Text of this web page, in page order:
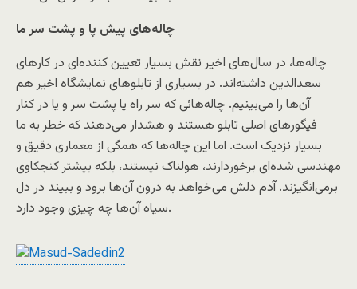
چاله‌های پيش پا و پشت سر ما
چاله‌ها، در سال‌های اخير نقش بسيار تعيين کننده‌ای در کارهای
سعدالدين داشته‌اند. در بسياری از تابلوهای نمايشگاه اخير هم
آن‌ها را می‌بينيم. چاله‌هائی که سر راه يا پشت سر و يا در کنار
فيگورهای اصلی تابلو هستند و هشدار می‌دهند که خطر به ما
بسيار نزديک است. اما اين چاله‌ها که همگی از معماری دقيق و
مهندسی شده‌ای برخوردارند، هولناک نيستند، بلکه بيشتر کنجکاوی
برمی‌انگيزند. آدم دلش می‌خواهد به درون آن‌ها برود و ببيند در دل
سياه آن‌ها چه چيزی وجود دارد.